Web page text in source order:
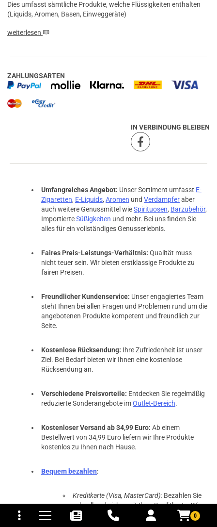
0
und Versandkosten
Dies umfasst sämtliche Produkte, welche Flüssigkeiten enthalten
(Liquids, Aromen, Basen, Einweggeräte)
weiterlesen
ZAHLUNGSARTEN
IN VERBINDUNG BLEIBEN
Umfangreiches Angebot: Unser Sortiment umfasst E-
Zigaretten, E-Liquids, Aromen und Verdampferaber
auch weitere Genussmittel wieSpirituosen, Barzubehör,
ImportierteSüßigkeiten und mehr. Bei uns finden Sie
alles für ein vollständiges Genusserlebnis.
Faires Preis-Leistungs-Verhältnis: Qualität muss
nicht teuer sein. Wir bieten erstklassige Produkte zu
fairen Preisen.
Freundlicher Kundenservice: Unser engagiertes Team
steht Ihnen bei allen Fragen und Problemen rund um die
angebotenen Produkte kompetent und freundlich zur
Seite.
Kostenlose Rücksendung: Ihre Zufriedenheit ist unser
Ziel. Bei Bedarf bieten wir Ihnen eine kostenlose
Rücksendung an.
Verschiedene Preisvorteile: Entdecken Sie regelmäßig
reduzierte Sonderangebote imOutlet-Bereich.
Kostenloser Versand ab 34,99 Euro: Ab einem
Bestellwert von 34,99 Euro liefern wir Ihre Produkte
kostenlos zu Ihnen nach Hause.
Bequem bezahlen:
Kreditkarte (Visa, MasterCard): Bezahlen Sie
schnell und sicher mit Ihrer Kreditkarte. Wir
akzeptieren Visa und MasterCard um Ihnen